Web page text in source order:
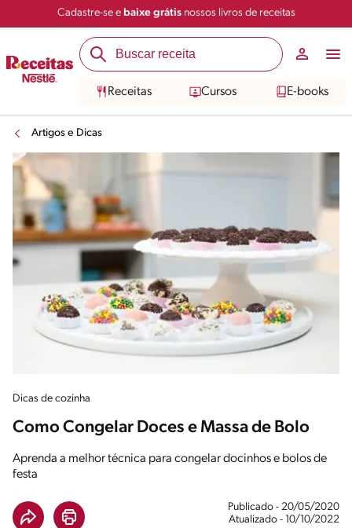
Cadastre-se e baixe grátisnossos livros de receitas
Receitas Cursos E-books
Artigos e Dicas
Dicas de cozinha
Como Congelar Doces e Massa de Bolo
Aprenda a melhor técnica para congelar docinhos e bolos de
festa
Publicado - 20/05/2020
Atualizado - 10/10/2022